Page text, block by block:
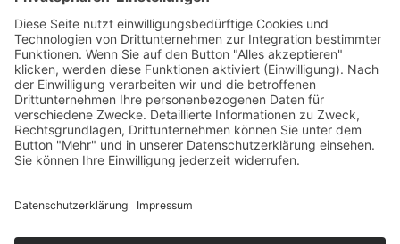
1. Vorsitzender
Kassierer
Schriftführer
1. Kassenprüfer
Ehrungen
Verschiedenes
werden.